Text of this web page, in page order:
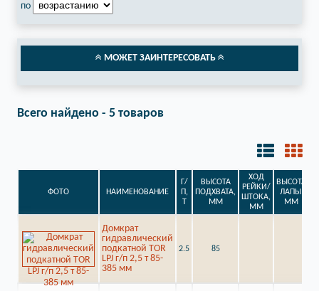
по
МОЖЕТ ЗАИНТЕРЕСОВАТЬ
Всего найдено - 5 товаров
ФОТО НАИМЕНОВАНИЕ
Г/
П,
Т
ВЫСОТА
ПОДХВАТА,
ММ
ХОД
РЕЙКИ/
ШТОКА,
ММ
ВЫСОТА
ЛАПЫ,
ММ
Домкрат
гидравлический
подкатной TOR
LPJ г/п 2,5 т 85-
385 мм
2.5 85